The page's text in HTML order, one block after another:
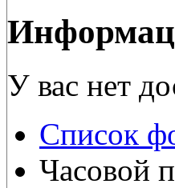
У вас нет
Список
Часовой